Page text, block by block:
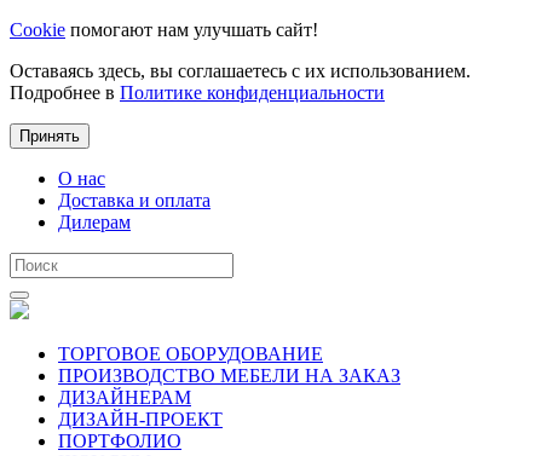
Cookie помогают нам улучшать сайт!
Оставаясь здесь, вы соглашаетесь с их использованием.
Подробнее в Политике конфиденциальности
Принять
О нас
Доставка и оплата
Дилерам
ТОРГОВОЕ ОБОРУДОВАНИЕ
ПРОИЗВОДСТВО МЕБЕЛИ НА ЗАКАЗ
ДИЗАЙНЕРАМ
ДИЗАЙН-ПРОЕКТ
ПОРТФОЛИО